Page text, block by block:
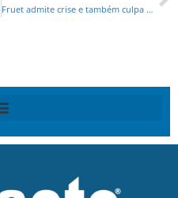
Fruet admite crise e também culpa Dilma